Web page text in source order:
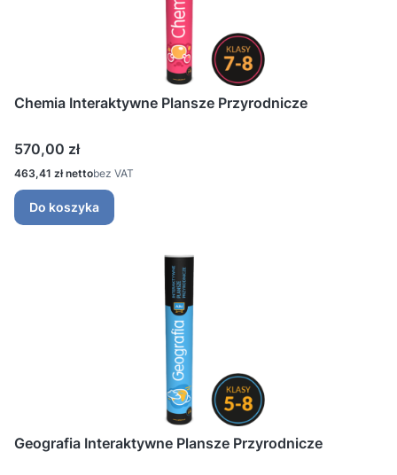
Chemia Interaktywne Plansze Przyrodnicze
Cena
570,00 zł
Cena
463,41 zł bez VAT
Do koszyka
Geografia Interaktywne Plansze Przyrodnicze